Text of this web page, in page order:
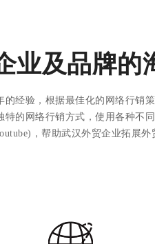
业及品牌的
经验，根据最佳化的网络行销
的网络行销方式，使用各种不
，帮助武汉外贸企业拓展外